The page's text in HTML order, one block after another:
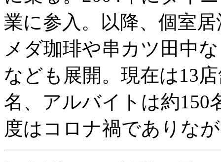
業に参入。以降、個室
メダ珈琲や串カツ田中
なども展開。現在は13
名、アルバイトは約150
度はコロナ禍でありな